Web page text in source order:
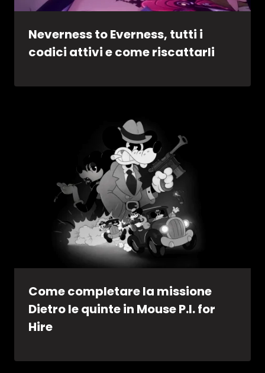
Neverness to Everness, tutti i
codici attivi e come riscattarli
Come completare la missione
Dietro le quinte in Mouse P.I. for
Hire